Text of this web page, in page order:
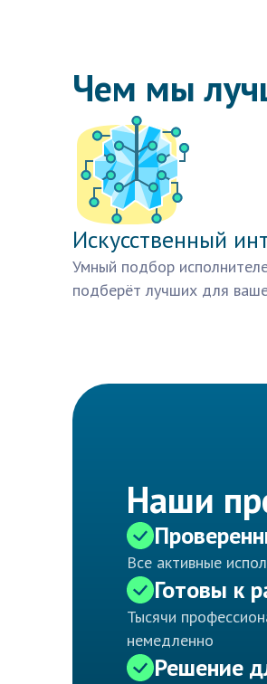
Чем мы
Искусственный
Умный подбор
подберёт лучших для
Наши
Все активные
Готовы к
Тысячи
немедленно
Решение